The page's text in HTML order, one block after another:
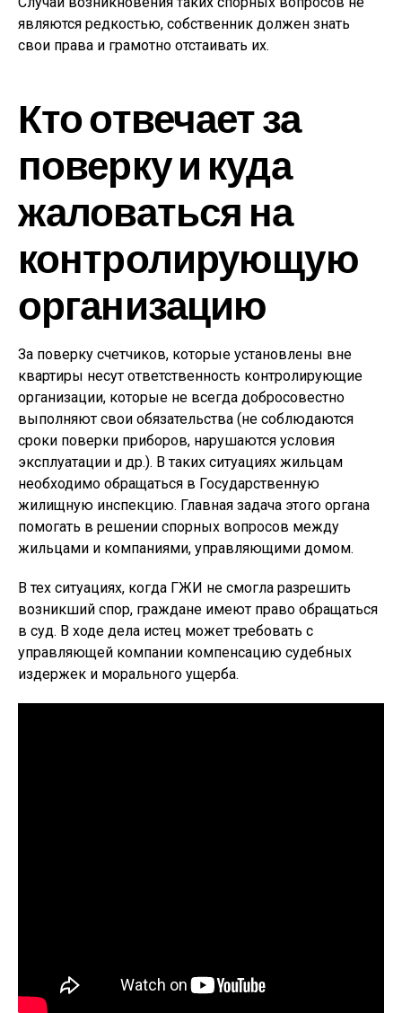
являются редкостью, собственник должен знать
свои права и грамотно отстаивать их.
Кто отвечает за
поверку и куда
жаловаться на
контролирующую
организацию
За поверку счетчиков, которые установлены вне
квартиры несут ответственность контролирующие
организации, которые не всегда добросовестно
выполняют свои обязательства (не соблюдаются
сроки поверки приборов, нарушаются условия
эксплуатации и др.). В таких ситуациях жильцам
необходимо обращаться в Государственную
жилищную инспекцию. Главная задача этого органа
помогать в решении спорных вопросов между
жильцами и компаниями, управляющими домом.
В тех ситуациях, когда ГЖИ не смогла разрешить
возникший спор, граждане имеют право обращаться
в суд. В ходе дела истец может требовать с
управляющей компании компенсацию судебных
издержек и морального ущерба.